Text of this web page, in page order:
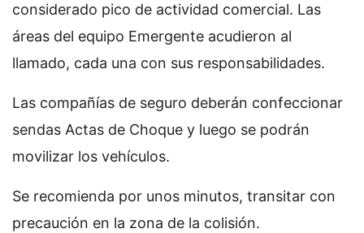
considerado pico de actividad comercial. Las
áreas del equipo Emergente acudieron al
llamado, cada una con sus responsabilidades.
Las compañías de seguro deberán confeccionar
sendas Actas de Choque y luego se podrán
movilizar los vehículos.
Se recomienda por unos minutos, transitar con
precaución en la zona de la colisión.